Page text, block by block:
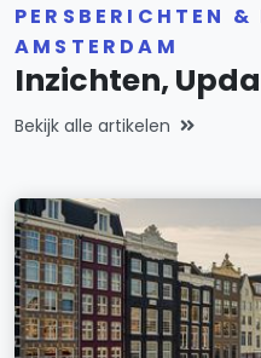
PERSBERICHTEN &
AMSTERDAM
Inzichten,
Bekijk alle artikelen